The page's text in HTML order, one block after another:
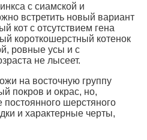
с сиамской и
встретить новый вариант
кот с отсутствием гена
короткошерстный котенок
ровные усы и с
не лысеет.
на восточную группу
покров и окрас, но,
постоянного шерстяного
и характерные черты,